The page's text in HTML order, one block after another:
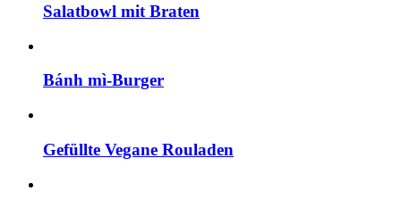
Salatbowl mit Braten
Bánh mì-Burger
Gefüllte Vegane Rouladen